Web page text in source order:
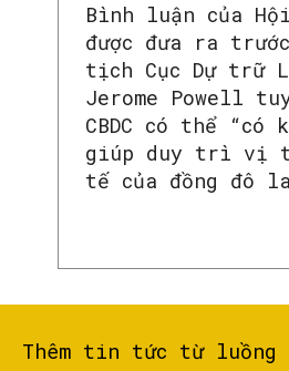
Bình luận của
được đưa ra
tịch Cục Dự trữ
Jerome Powell
CBDC có thể “có
giúp duy trì vị
tế của đồng đô
Thêm tin tức từ luồng